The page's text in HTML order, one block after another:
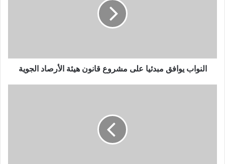
النواب يوافق مبدئيا على مشروع قانون هيئة الأرصاد الجوية